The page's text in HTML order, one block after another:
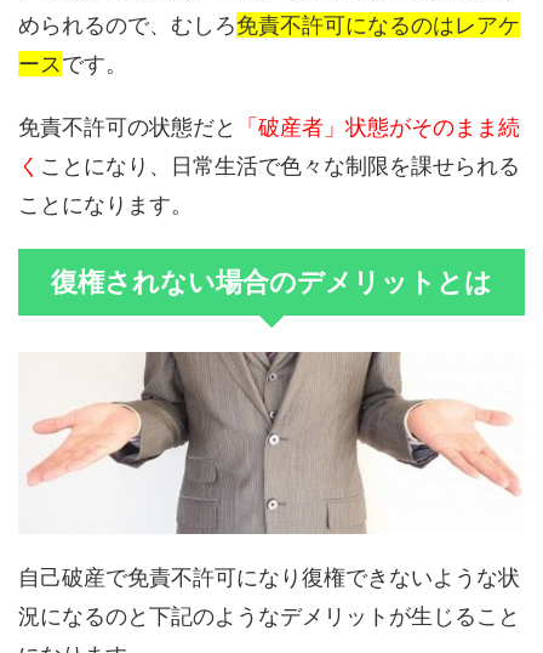
められるので、むしろ免責不許可になるのはレアケ
ースです。
免責不許可の状態だと
「破産者」状態がそのまま続
く ことになり、日常生活で色々な制限を課せられる
ことになります。
復権されない場合のデメリットとは
自己破産で免責不許可になり復権できないような状
況になるのと下記のようなデメリットが生じること